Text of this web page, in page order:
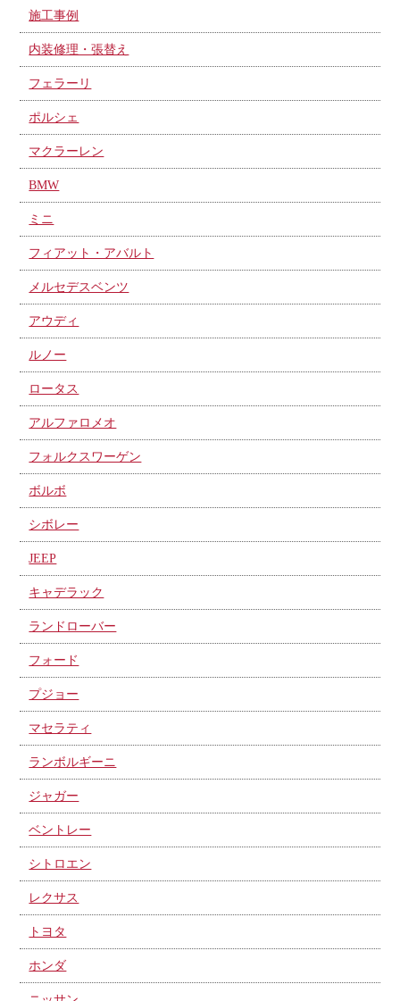
施工事例
内装修理・張替え
フェラーリ
ポルシェ
マクラーレン
BMW
ミニ
フィアット・アバルト
メルセデスベンツ
アウディ
ルノー
ロータス
アルファロメオ
フォルクスワーゲン
ボルボ
シボレー
JEEP
キャデラック
ランドローバー
フォード
プジョー
マセラティ
ランボルギーニ
ジャガー
ベントレー
シトロエン
レクサス
トヨタ
ホンダ